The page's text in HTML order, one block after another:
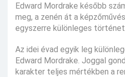
Edward Mordrake később
meg, a zenén át a
egyszerre különleges
Az idei évad egyik leg
Edward Mordrake. Joggal
karakter teljes mértékben a